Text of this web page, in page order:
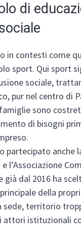
di
in contesti come
sport. Qui sport
sociale,
pur nel centro di
sono
di bisogni
partecipato anche
e l’Associazione
già dal 2016 ha
della
sede, territorio
attori istituzionali